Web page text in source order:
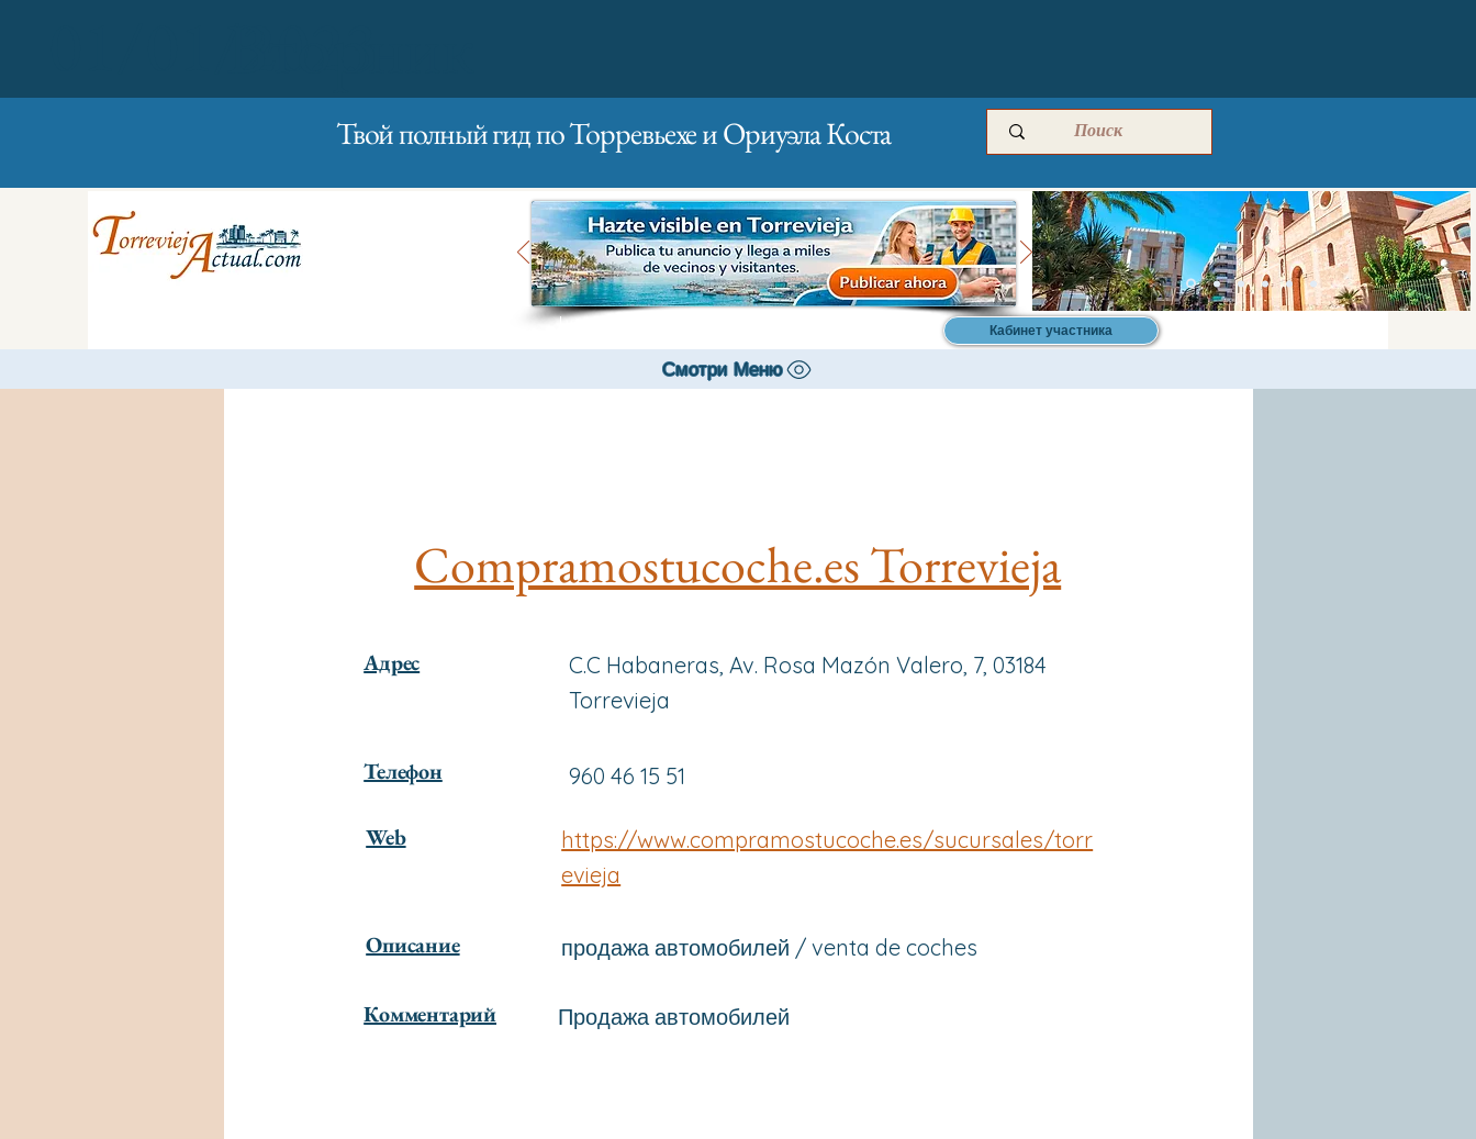
Твой полный гид по Торревьехе и Ориуэла Коста
Кабинет участника
Смотри Меню
Compramostucoche.es Torrevieja
Адрес
Телефон
Web
Описание
C.C Habaneras, Av. Rosa Mazón Valero, 7, 03184
Torrevieja
960 46 15 51
https://www.compramostucoche.es/sucursales/torr
evieja
продажа автомобилей / venta de coches
Комментарий Продажа автомобилей